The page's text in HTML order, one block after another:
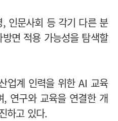
인문사회 등 각기 다른 분
면 적용 가능성을 탐색할
업계 인력을 위한 AI 교육
, 연구와 교육을 연결한 개
하고 있다.